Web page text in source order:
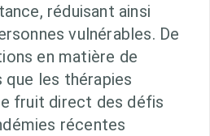
réduisant ainsi
vulnérables. De
en matière de
les thérapies
fruit direct des défis
récentes